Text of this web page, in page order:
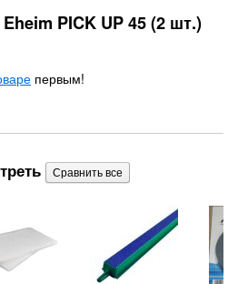
PICK UP 45 (2 шт.)
первым!